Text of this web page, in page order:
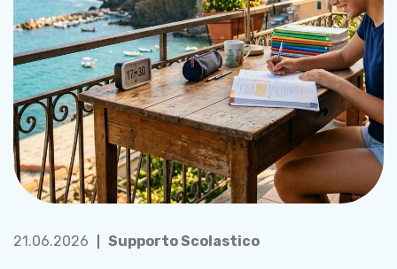
21.06.2026 Supporto Scolastico